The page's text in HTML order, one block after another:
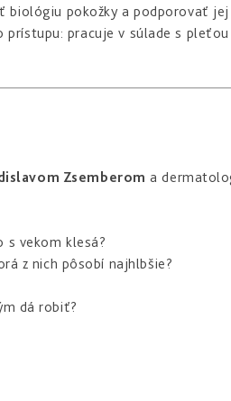
biológiu pokožky a podporovať
pracuje v súlade s
Zsemberom a
s vekom klesá?
z nich pôsobí najhlbšie?
dá robiť?